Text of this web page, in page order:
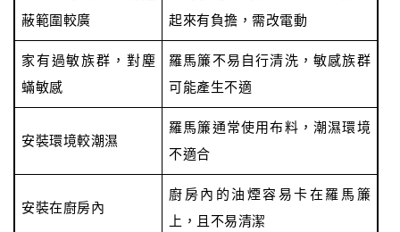
蔽範圍較廣
起來有負擔，需改電動
家有過敏族群，對塵
蟎敏感
羅馬簾不易自行清洗，敏感族群
可能產生不適
安裝環境較潮濕
羅馬簾通常使用布料，潮濕環境
不適合
安裝在廚房內
廚房內的油煙容易卡在羅馬簾
上，且不易清潔